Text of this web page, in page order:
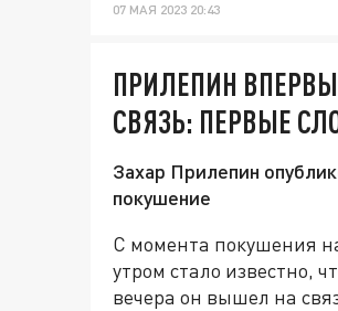
07 МАЯ 2023 20:43
ПРИЛЕПИН
СВЯЗЬ: ПЕРВЫЕ
Захар Прилепин
покушение
С момента покушения
утром стало известно,
вечера он вышел на